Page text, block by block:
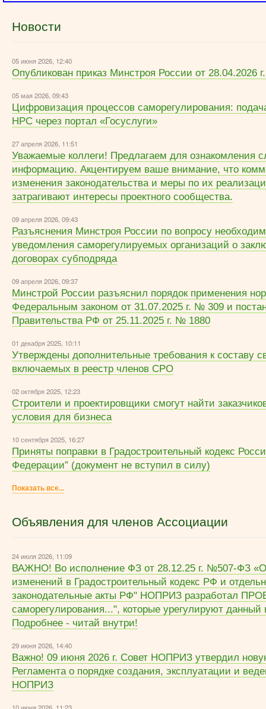
Новости
05 июня 2026, 12:40
Опубликован приказ Минстроя России от 28.04.2026
05 мая 2026, 09:43
Цифровизация процессов саморегулирования:
НРС через портал «Госуслуги»
27 апреля 2026, 11:51
Уважаемые коллеги! Предлагаем для ознакомления
информацию. Акцентируем ваше внимание, что
изменения законодательства и меры по их
затрагивают интересы проектного сообщества.
09 апреля 2026, 09:43
Разъяснения Минстроя России по вопросу
уведомления саморегулируемых организаций о
договорах субподряда
09 апреля 2026, 09:37
Минстрой России разъяснил порядок применения
Федеральным законом от 31.07.2025 г. № 309 и
Правительства РФ от 25.11.2025 г. № 1880
01 декабря 2025, 10:11
Утверждены дополнительные требования к составу
включаемых в реестр членов СРО
02 октября 2025, 12:23
Строители и проектировщики смогут найти
условия для бизнеса
10 сентября 2025, 16:27
Приняты поправки в Градостроительный кодекс
Федерации” (документ не вступил в силу)
Показать все...
Объявления для членов Ассоциации
24 июля 2026, 11:09
ВАЖНО! Во исполнение ФЗ от 28.12.25 г. №507-ФЗ
изменений в Градостроительный кодекс РФ и
законодательные акты РФ" НОПРИЗ разработал
саморегулирования...", которые урегулируют данный
Подробнее - читай внутри!
29 июня 2026, 14:40
Важно! 09 июня 2026 г. Совет НОПРИЗ утвердил
Регламента о порядке создания, эксплуатации и
НОПРИЗ